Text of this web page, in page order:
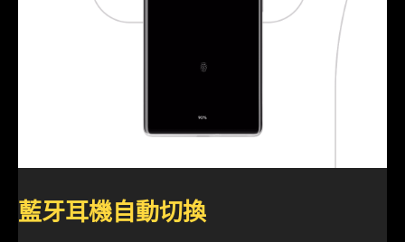
藍牙耳機自動切換